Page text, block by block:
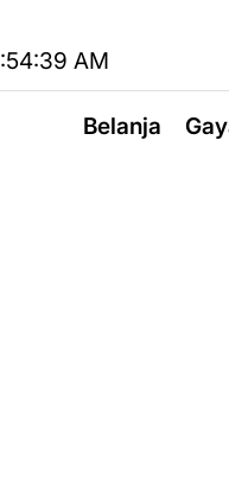
:54:40 AM
Belanja